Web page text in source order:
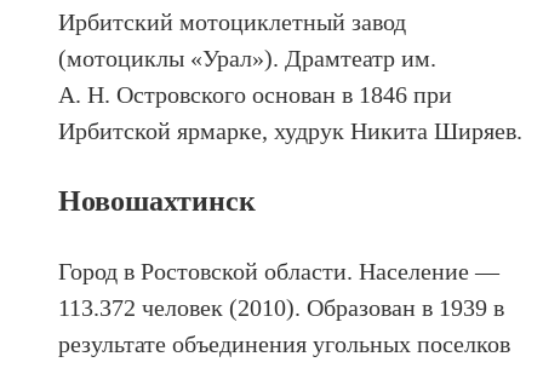
Ирбитский мотоциклетный завод
(мотоциклы «Урал»). Драмтеатр им.
А. Н. Островского основан в 1846 при
Ирбитской ярмарке, худрук Никита Ширяев.
Новошахтинск
Город в Ростовской области. Население —
113.372 человек (2010). Образован в 1939 в
результате объединения угольных поселков